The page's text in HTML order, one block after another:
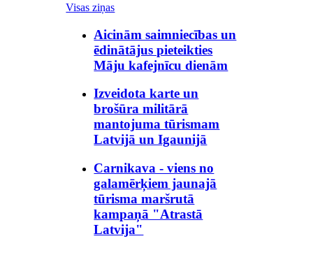
Visas ziņas
Aicinām saimniecības un
ēdinātājus pieteikties
Māju kafejnīcu dienām
Izveidota karte un
brošūra militārā
mantojuma tūrismam
Latvijā un Igaunijā
Carnikava - viens no
galamērķiem jaunajā
tūrisma maršrutā
kampaņā "Atrastā
Latvija"